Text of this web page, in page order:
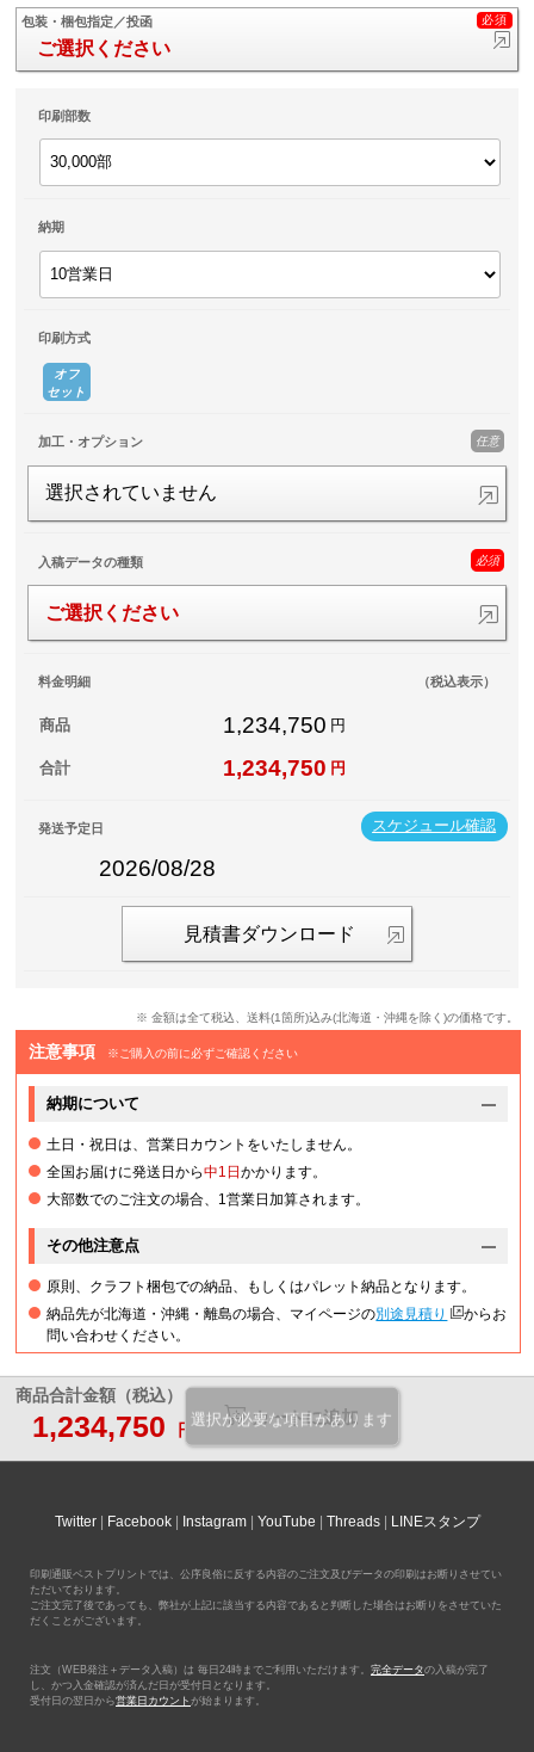
包装・梱包指定／投函
ご選択ください
印刷部数
納期
印刷方式
オフ
セット
加工・オプション 任意
選択されていません
入稿データの種類 必須
ご選択ください
料金明細 （税込表示）
商品 1,234,750 円
合計 1,234,750 円
スケジュール確認
発送予定日
2026/08/28
見積書ダウンロード
※ 金額は全て税込、送料(1箇所)込み(北海道・沖縄を除く)の価格です。
注意事項 ※ご購入の前に必ずご確認ください
納期について
土日・祝日は、営業日カウントをいたしません。
全国お届けに発送日から中1日かかります。
大部数でのご注文の場合、1営業日加算されます。
その他注意点
原則、クラフト梱包での納品、もしくはパレット納品となります。
納品先が北海道・沖縄・離島の場合、マイページの別途見積り
からお
問い合わせください。
商品合計金額（税込）
1,234,750 円
カートに追加
選択が必要な項目があります
Twitter Facebook Instagram YouTube Threads LINEスタンプ
印刷通販ベストプリントでは、公序良俗に反する内容のご注文及びデータの印刷はお断りさせてい
ただいております。
ご注文完了後であっても、弊社が上記に該当する内容であると判断した場合はお断りをさせていた
だくことがございます。
注文（WEB発注＋データ入稿）は 毎日24時までご利用いただけます。 完全データの入稿が完了
し、かつ入金確認が済んだ日が受付日となります。
受付日の翌日から営業日カウント が始まります。